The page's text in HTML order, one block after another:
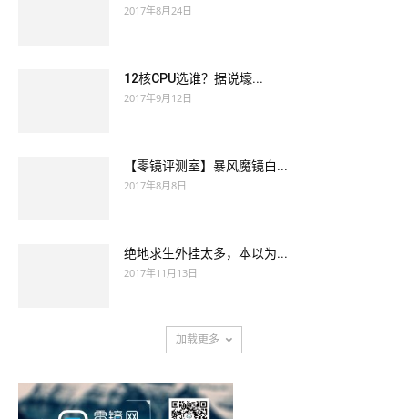
2017年8月24日
12核CPU选谁？据说壕...
2017年9月12日
【零镜评测室】暴风魔镜白...
2017年8月8日
绝地求生外挂太多，本以为...
2017年11月13日
加载更多